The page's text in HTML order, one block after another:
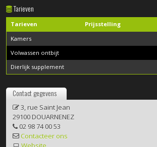
Tarieven
Tarieven Prijsstelling
Kamers
Volwassen ontbijt
Dierlijk supplement
Contact gegevens
3, rue Saint Jean
29100 DOUARNENEZ
02 98 74 00 53
Contacteer ons